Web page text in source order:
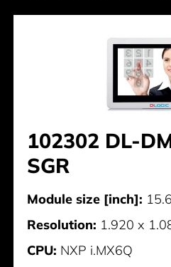
102302 DL-
SGR
Module size [inch]:
Resolution: 1.920 x
CPU: NXP i.MX6Q